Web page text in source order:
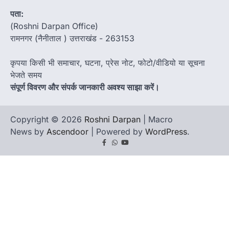
पता:
(Roshni Darpan Office)
रामनगर (नैनीताल ) उत्तराखंड - 263153
कृपया किसी भी समाचार, घटना, प्रेस नोट, फोटो/वीडियो या सूचना
भेजते समय
संपूर्ण विवरण और संपर्क जानकारी अवश्य साझा करें।
Copyright © 2026 Roshni Darpan | Macro
News by Ascendoor | Powered by WordPress.
Facebook
Whatsapp
youtube